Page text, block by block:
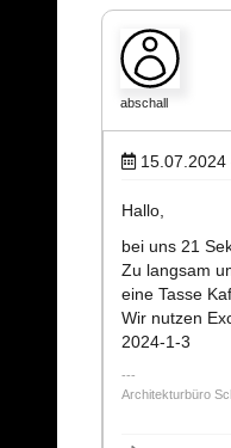
abschall
15.07.2024
Hallo,
bei uns 21
Zu langsam
eine Tasse
Wir nutzen
2024-1-3
Architekturbüro